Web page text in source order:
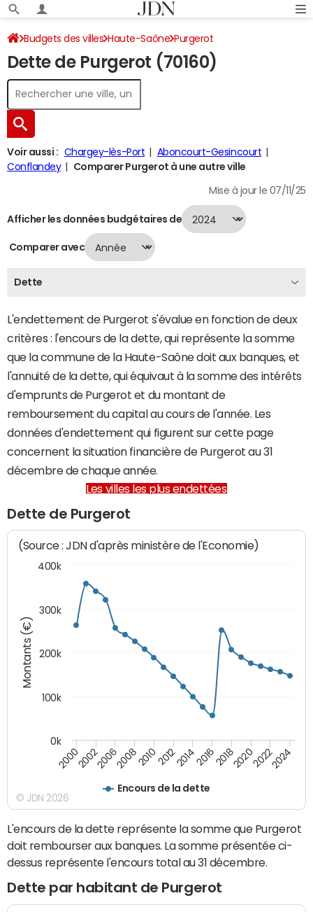
Budgets des villes Haute-Saône Purgerot
Dette au 31/12/2024
Dette de Purgerot (70160)
Voir aussi : Chargey-lès-Port
Aboncourt-Gesincourt
Conflandey
Comparer Purgerot à une autre ville
Mise à jour le 07/11/25
Afficher les données budgétaires de
Comparer avec
Dette
L'endettement de Purgerot s'évalue en fonction de deux
critères : l'encours de la dette, qui représente la somme
que la commune de la Haute-Saône doit aux banques, et
l'annuité de la dette, qui équivaut à la somme des intérêts
d'emprunts de Purgerot et du montant de
remboursement du capital au cours de l'année. Les
données d'endettement qui figurent sur cette page
concernent la situation financière de Purgerot au 31
décembre de chaque année.
Les villes les plus endettées
Dette de Purgerot
Montants (€)
(Source : JDN d'après ministère de l'Economie)
Encours de la dette
200020022006200820102012201420162018202020222024
0k
100k
200k
300k
400k
© JDN 2026
L'encours de la dette représente la somme que Purgerot
doit rembourser aux banques. La somme présentée ci-
dessus représente l'encours total au 31 décembre.
Dette par habitant de Purgerot